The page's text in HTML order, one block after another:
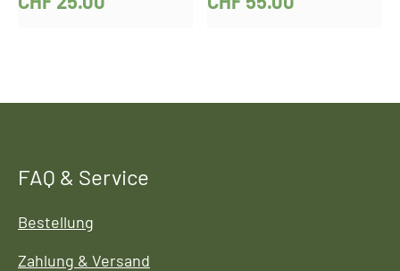
FAQ & Service
Bestellung
Zahlung & Versand